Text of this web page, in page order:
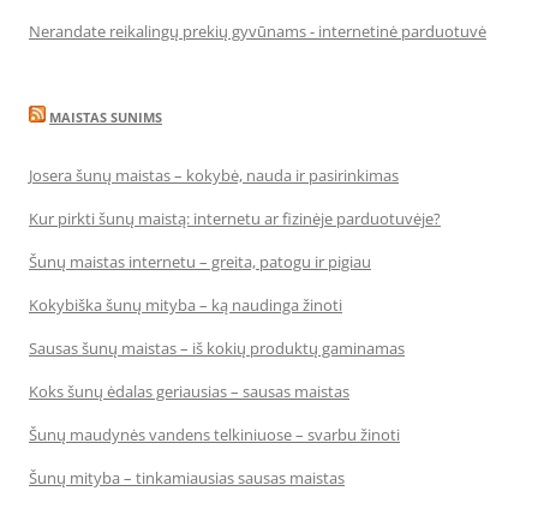
Nerandate reikalingų prekių gyvūnams - internetinė parduotuvė
MAISTAS SUNIMS
Josera šunų maistas – kokybė, nauda ir pasirinkimas
Kur pirkti šunų maistą: internetu ar fizinėje parduotuvėje?
Šunų maistas internetu – greita, patogu ir pigiau
Kokybiška šunų mityba – ką naudinga žinoti
Sausas šunų maistas – iš kokių produktų gaminamas
Koks šunų ėdalas geriausias – sausas maistas
Šunų maudynės vandens telkiniuose – svarbu žinoti
Šunų mityba – tinkamiausias sausas maistas